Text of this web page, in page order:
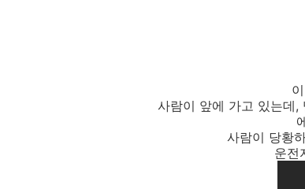
사람이 앞에 가고 있는데,
사람이 당황
운전